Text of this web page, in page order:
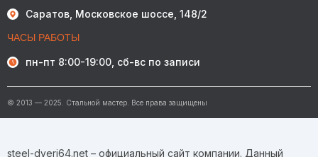
Саратов, Московское шоссе, 148/2
ЧАСЫ РАБОТЫ
пн-пт 8:00-19:00, сб-вс по записи
© 2013 — 2025. Стальной мастер. Все права защищены
steel-dveri64.net – официальный сайт компании. Данный